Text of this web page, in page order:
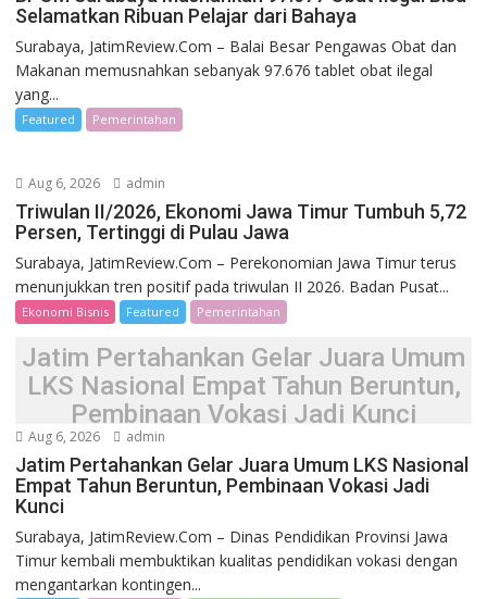
Selamatkan Ribuan Pelajar dari Bahaya
Surabaya, JatimReview.Com – Balai Besar Pengawas Obat dan
Makanan memusnahkan sebanyak 97.676 tablet obat ilegal
yang...
Featured Pemerintahan
Aug 6, 2026 admin
Triwulan II/2026, Ekonomi Jawa Timur Tumbuh 5,72
Persen, Tertinggi di Pulau Jawa
Surabaya, JatimReview.Com – Perekonomian Jawa Timur terus
menunjukkan tren positif pada triwulan II 2026. Badan Pusat...
Ekonomi Bisnis Featured Pemerintahan
Jatim Pertahankan Gelar Juara Umum
LKS Nasional Empat Tahun Beruntun,
Pembinaan Vokasi Jadi Kunci
Aug 6, 2026 admin
Jatim Pertahankan Gelar Juara Umum LKS Nasional
Empat Tahun Beruntun, Pembinaan Vokasi Jadi
Kunci
Surabaya, JatimReview.Com – Dinas Pendidikan Provinsi Jawa
Timur kembali membuktikan kualitas pendidikan vokasi dengan
mengantarkan kontingen...